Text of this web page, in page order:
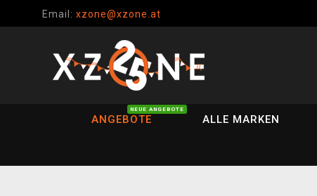
Email: xzone@xzone.at
ANGEBOTE
NEUE ANGEBOTE
ALLE MARKEN